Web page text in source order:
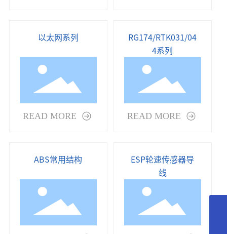
以太网系列
READ MORE
RG174/RTK031/04
4系列
READ MORE
ABS常用结构
ESP轮速传感器导
线
18018366378